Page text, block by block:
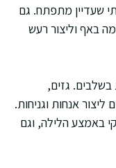
שעדיין מתפתח. גם
באף וליצור רעש
גזים,
אנחות וגניחות.
באמצע הלילה, וגם